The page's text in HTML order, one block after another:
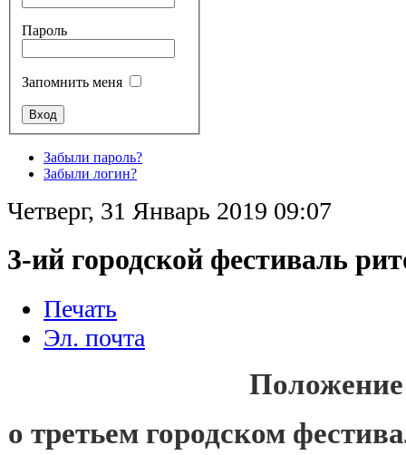
Пароль
Запомнить меня
Забыли пароль?
Забыли логин?
Четверг, 31 Январь 2019 09:07
3-ий городской фестиваль
Печать
Эл. почта
Положение
о третьем городском